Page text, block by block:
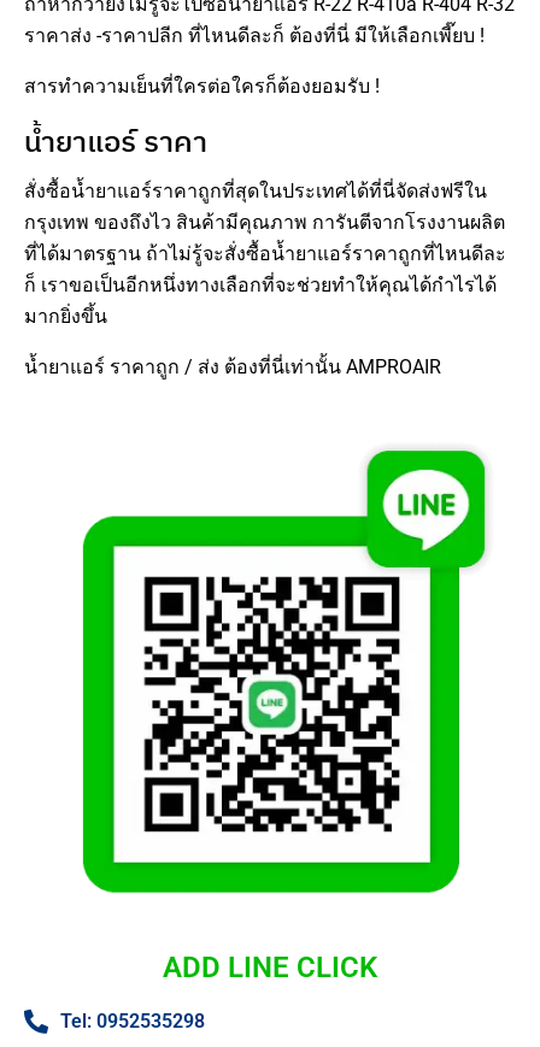
ADD LINE CLICK
Tel: 0952535298
ราคาส่ง -ราคาปลีก ที่ไหนดีละก็ ต้องที่นี่ มีให้เลือกเพี๊ยบ !
สารทำความเย็นที่ใครต่อใครก็ต้องยอมรับ !
น้ำยาแอร์ ราคา
สั่งซื้อน้ำยาแอร์ราคาถูกที่สุดในประเทศได้ที่นี่จัดส่งฟรีใน
กรุงเทพ ของถึงไว สินค้ามีคุณภาพ การันตีจากโรงงานผลิต
ที่ได้มาตรฐาน ถ้าไม่รู้จะสั่งซื้อน้ำยาแอร์ราคาถูกที่ไหนดีละ
ก็ เราขอเป็นอีกหนึ่งทางเลือกที่จะช่วยทำให้คุณได้กำไรได้
มากยิ่งขึ้น
น้ำยาแอร์ ราคาถูก / ส่ง ต้องที่นี่เท่านั้น AMPROAIR